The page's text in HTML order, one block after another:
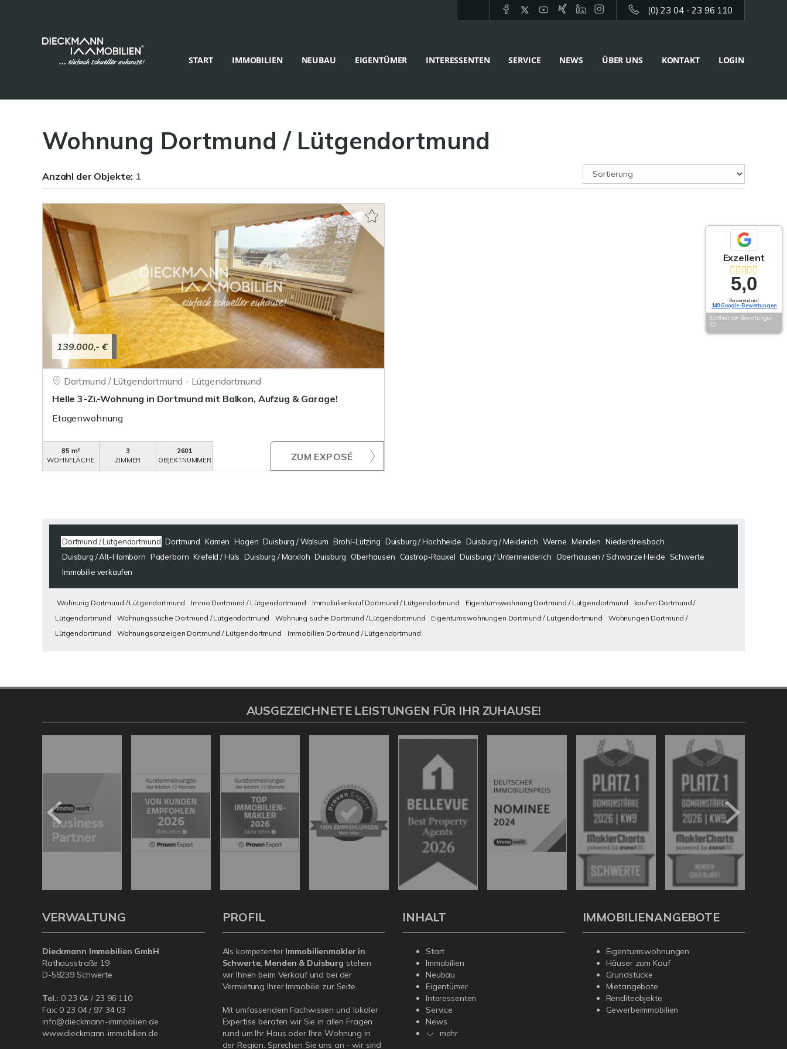
(0) 23 04 - 23 96 110
START IMMOBILIEN NEUBAU EIGENTÜMER INTERESSENTEN SERVICE NEWS ÜBER UNS KONTAKT LOGIN
Wohnung Dortmund / Lütgendortmund
Anzahl der Objekte: 1
139.000,- €
Dortmund / Lütgendortmund - Lütgendortmund
Helle 3-Zi.-Wohnung in Dortmund mit Balkon, Aufzug & Garage!
Etagenwohnung
85 m²
WOHNFLÄCHE
3
ZIMMER
2601
OBJEKTNUMMER
ZUM EXPOSÉ
Dortmund / Lütgendortmund Dortmund Kamen Hagen Duisburg / Walsum Brohl-Lützing Duisburg / Hochheide Duisburg / Meiderich Werne Menden Niederdreisbach
Duisburg / Alt-Hamborn Paderborn Krefeld / Hüls Duisburg / Marxloh Duisburg Oberhausen Castrop-Rauxel Duisburg / Untermeiderich Oberhausen / Schwarze Heide
Schwerte
Immobilie verkaufen
Wohnung Dortmund / Lütgendortmund Immo Dortmund / Lütgendortmund Immobilienkauf Dortmund / Lütgendortmund Eigentumswohnung Dortmund / Lütgendortmund
kaufen Dortmund /
Lütgendortmund
Wohnungssuche Dortmund / Lütgendortmund Wohnung suche Dortmund / Lütgendortmund Eigentumswohnungen Dortmund / Lütgendortmund
Wohnungen Dortmund /
Lütgendortmund
Wohnungsanzeigen Dortmund / Lütgendortmund Immobilien Dortmund / Lütgendortmund
Exzellent
5,0
Basierend auf
149 Google-Bewertungen
Echtheit von Bewertungen
AUSGEZEICHNETE LEISTUNGEN FÜR IHR ZUHAUSE!
VERWALTUNG
Dieckmann Immobilien GmbH
Rathausstraße 19
D-58239 Schwerte
Tel.: 0 23 04 / 23 96 110
Fax: 0 23 04 / 97 34 03
info@dieckmann-immobilien.de
www.dieckmann-immobilien.de
PROFIL
Als kompetenter Immobilienmakler in
Schwerte, Menden & Duisburg stehen
wir Ihnen beim Verkauf und bei der
Vermietung Ihrer Immobilie zur Seite.
Mit umfassendem Fachwissen und lokaler
Expertise beraten wir Sie in allen Fragen
rund um Ihr Haus oder Ihre Wohnung in
der Region. Sprechen Sie uns an - wir sind
INHALT
Start
Immobilien
Neubau
Eigentümer
Interessenten
Service
News
mehr
IMMOBILIENANGEBOTE
Eigentumswohnungen
Häuser zum Kauf
Grundstücke
Mietangebote
Renditeobjekte
Gewerbeimmobilien